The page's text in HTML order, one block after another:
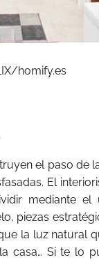
homify.es
el paso de
El
mediante
piezas
la luz natural
casa… Si te lo